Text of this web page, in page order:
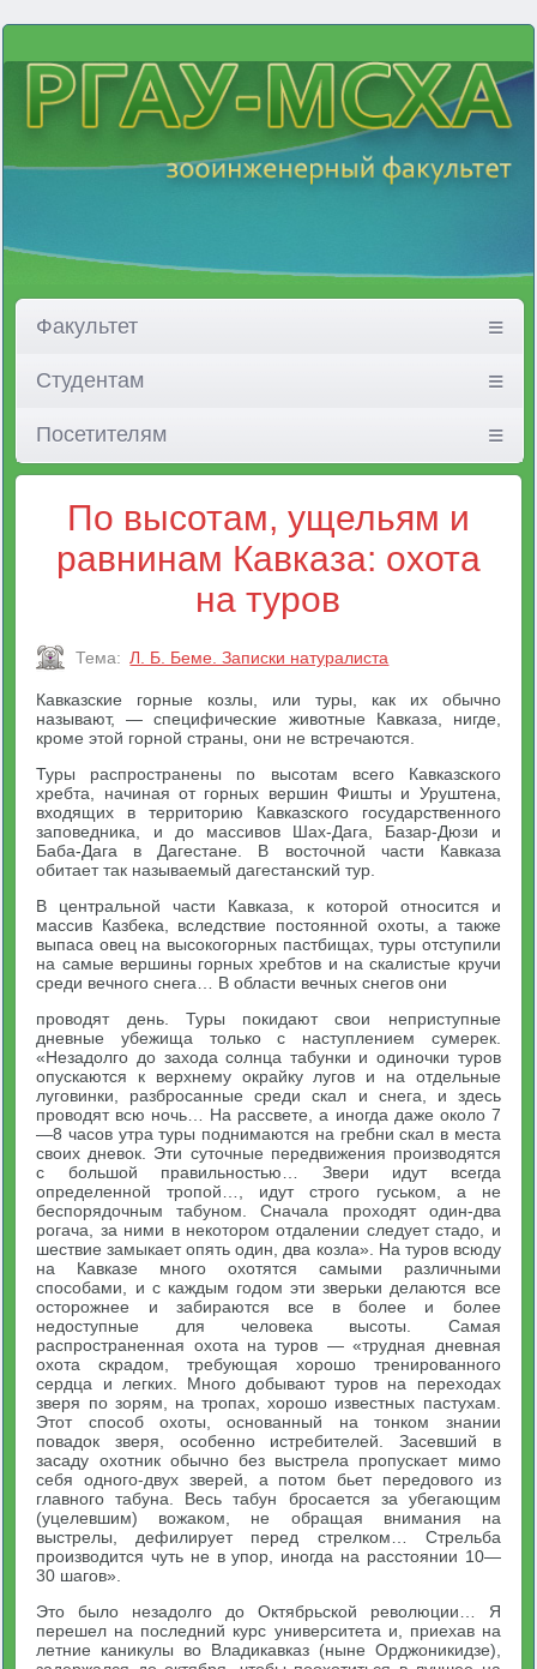
Факультет
Студентам
Посетителям
По высотам, ущельям и
равнинам Кавказа: охота
на туров
Тема: Л. Б. Беме. Записки натуралиста
Кавказские горные козлы, или туры, как их обычно
называют, — специфические животные Кавказа, нигде,
кроме этой горной страны, они не встречаются.
Туры распространены по высотам всего Кавказского
хребта, начиная от горных вершин Фишты и Уруштена,
входящих в территорию Кавказского государственного
заповедника, и до массивов Шах-Дага, Базар-Дюзи и
Баба-Дага в Дагестане. В восточной части Кавказа
обитает так называемый дагестанский тур.
В центральной части Кавказа, к которой относится и
массив Казбека, вследствие постоянной охоты, а также
выпаса овец на высокогорных пастбищах, туры отступили
на самые вершины горных хребтов и на скалистые кручи
среди вечного снега… В области вечных снегов они
проводят день. Туры покидают свои неприступные
дневные убежища только с наступлением сумерек.
«Незадолго до захода солнца табунки и одиночки туров
опускаются к верхнему окрайку лугов и на отдельные
луговинки, разбросанные среди скал и снега, и здесь
проводят всю ночь… На рассвете, а иногда даже около 7
—8 часов утра туры поднимаются на гребни скал в места
своих дневок. Эти суточные передвижения производятся
с большой правильностью… Звери идут всегда
определенной тропой…, идут строго гуськом, а не
беспорядочным табуном. Сначала проходят один-два
рогача, за ними в некотором отдалении следует стадо, и
шествие замыкает опять один, два козла». На туров всюду
на Кавказе много охотятся самыми различными
способами, и с каждым годом эти зверьки делаются все
осторожнее и забираются все в более и более
недоступные для человека высоты. Самая
распространенная охота на туров — «трудная дневная
охота скрадом, требующая хорошо тренированного
сердца и легких. Много добывают туров на переходах
зверя по зорям, на тропах, хорошо известных пастухам.
Этот способ охоты, основанный на тонком знании
повадок зверя, особенно истребителей. Засевший в
засаду охотник обычно без выстрела пропускает мимо
себя одного-двух зверей, а потом бьет передового из
главного табуна. Весь табун бросается за убегающим
(уцелевшим) вожаком, не обращая внимания на
выстрелы, дефилирует перед стрелком… Стрельба
производится чуть не в упор, иногда на расстоянии 10—
30 шагов».
Это было незадолго до Октябрьской революции… Я
перешел на последний курс университета и, приехав на
летние каникулы во Владикавказ (ныне Орджоникидзе),